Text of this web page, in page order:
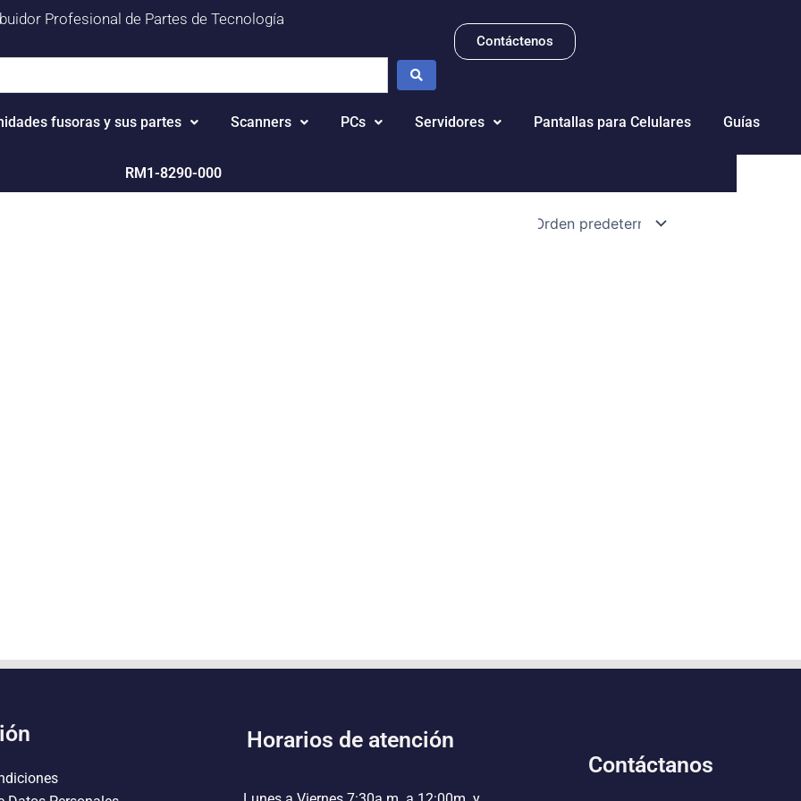
Profesional de Partes de Tecnología
Contáctenos
fusoras y sus partes Scanners PCs Servidores Pantallas para Celulares Guías
RM1-8290-000
Horarios de atención
Contáctanos